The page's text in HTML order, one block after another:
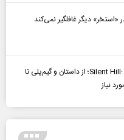
دیگر غافلگیر نمی‌کند
بررسی بازی Silent Hill: Townfall؛ از داستان و گیم‌پلی تا
نیاز